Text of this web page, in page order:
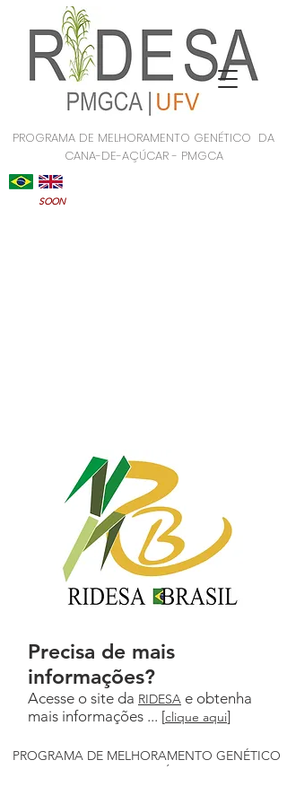
PROGRAMA DE MELHORAMENTO GENÉTICO DA
CANA-DE-AÇÚCAR - PMGCA
SOON
Precisa de mais
informações?
Acesse o site da RIDESA e obtenha
mais informações ... [clique aqui]
PROGRAMA DE MELHORAMENTO GENÉTICO
DA CANA-DE-AÇÚCAR - UFV